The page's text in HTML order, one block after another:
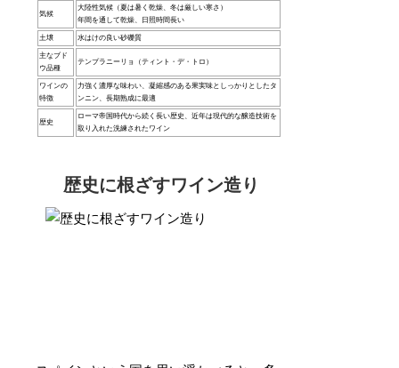
気候
大陸性気候（夏は暑く乾燥、冬は厳しい寒さ）
年間を通して乾燥、日照時間長い
土壌 水はけの良い砂礫質
主なブド
ウ品種
テンプラニーリョ（ティント・デ・トロ）
ワインの
特徴
力強く濃厚な味わい、凝縮感のある果実味としっかりとしたタ
ンニン、長期熟成に最適
歴史
ローマ帝国時代から続く長い歴史、近年は現代的な醸造技術を
取り入れた洗練されたワイン
歴史に根ざすワイン造り